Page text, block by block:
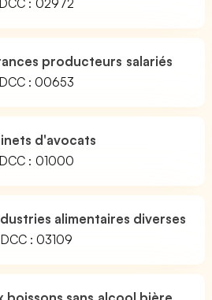
producteurs salariés
: 00653
d'avocats
: 01000
alimentaires diverses
: 03109